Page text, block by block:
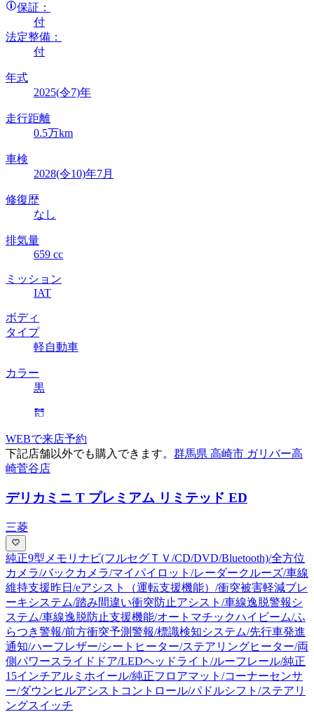
保証：
付
法定整備：
付
年式
2025(令7)年
走行距離
0.5万km
車検
2028(令10)年7月
修復歴
なし
排気量
659 cc
ミッション
IAT
ボディ
タイプ
軽自動車
カラー
黒
WEBで来店予約
下記店舗以外でも購入できます。 群馬県 高崎市 ガリバー高
崎菅谷店
デリカミニ T プレミアム リミテッド ED
三菱
純正9型メモリナビ(フルセグＴＶ/CD/DVD/Bluetooth)/全方位
カメラ/バックカメラ/マイパイロット/レーダークルーズ/車線
維持支援昨日/eアシスト（運転支援機能）/衝突被害軽減ブレ
ーキシステム/踏み間違い衝突防止アシスト/車線逸脱警報シ
ステム/車線逸脱防止支援機能/オートマチックハイビーム/ふ
らつき警報/前方衝突予測警報/標識検知システム/先行車発進
通知/ハーフレザー/シートヒーター/ステアリングヒーター/両
側パワースライドドア/LEDヘッドライト/ルーフレール/純正
15インチアルミホイール/純正フロアマット/コーナーセンサ
ー/ダウンヒルアシストコントロール/パドルシフト/ステアリ
ングスイッチ